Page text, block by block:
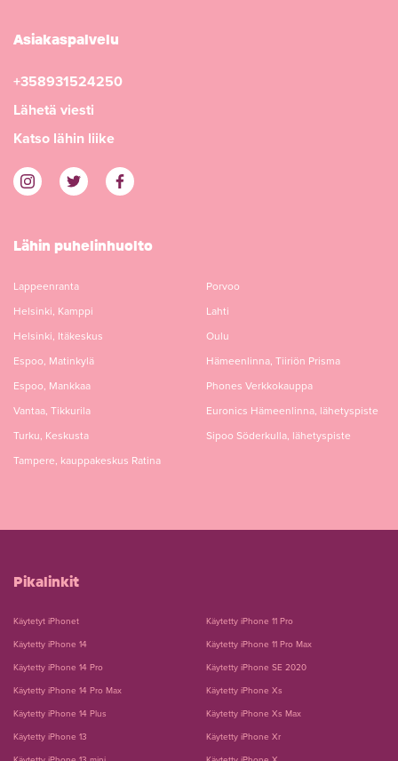
Asiakaspalvelu
+358931524250
Lähetä viesti
Katso lähin liike
Lähin puhelinhuolto
Lappeenranta
Helsinki, Kamppi
Helsinki, Itäkeskus
Espoo, Matinkylä
Espoo, Mankkaa
Vantaa, Tikkurila
Turku, Keskusta
Tampere, kauppakeskus Ratina
Porvoo
Lahti
Oulu
Hämeenlinna, Tiiriön Prisma
Phones Verkkokauppa
Euronics Hämeenlinna, lähetyspiste
Sipoo Söderkulla, lähetyspiste
Pikalinkit
Käytetyt iPhonet
Käytetty iPhone 14
Käytetty iPhone 14 Pro
Käytetty iPhone 14 Pro Max
Käytetty iPhone 14 Plus
Käytetty iPhone 13
Käytetty iPhone 11 Pro
Käytetty iPhone 11 Pro Max
Käytetty iPhone SE 2020
Käytetty iPhone Xs
Käytetty iPhone Xs Max
Käytetty iPhone Xr